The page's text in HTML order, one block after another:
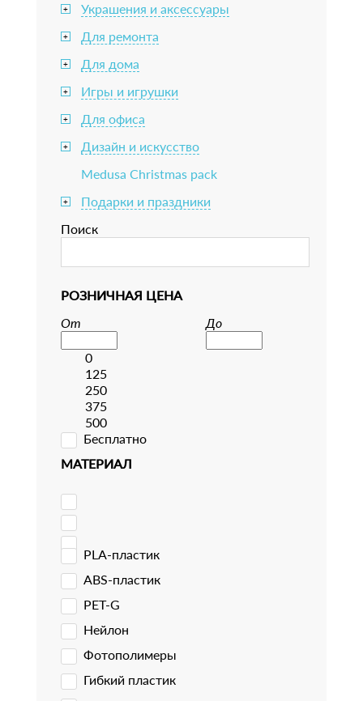
+ Украшения и аксессуары
+ Для ремонта
+ Для дома
+ Игры и игрушки
+ Для офиса
+
Дизайн и искусство
Medusa Christmas pack
+
Подарки и праздники
Поиск
РОЗНИЧНАЯ ЦЕНА
От
До
0
125
250
375
500
Бесплатно
МАТЕРИАЛ
PLA-пластик
ABS-пластик
PET-G
Нейлон
Фотополимеры
Гибкий пластик